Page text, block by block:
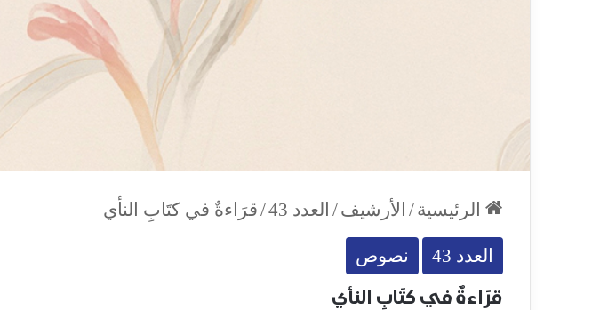
الرئيسية/ الأرشيف/ العدد 43 /قرَاءةٌ في كتَابِ النأي
العدد 43 نصوص
قرَاءةٌ في كتَابِ النأي